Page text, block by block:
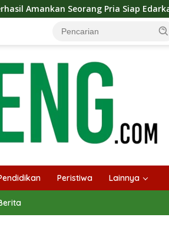
Pria Siap Edarkan Narkotika Jenis
Peristiwa Lainnya